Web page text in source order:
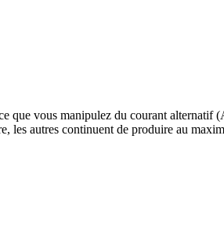
que vous manipulez du courant alternatif
les autres continuent de produire au